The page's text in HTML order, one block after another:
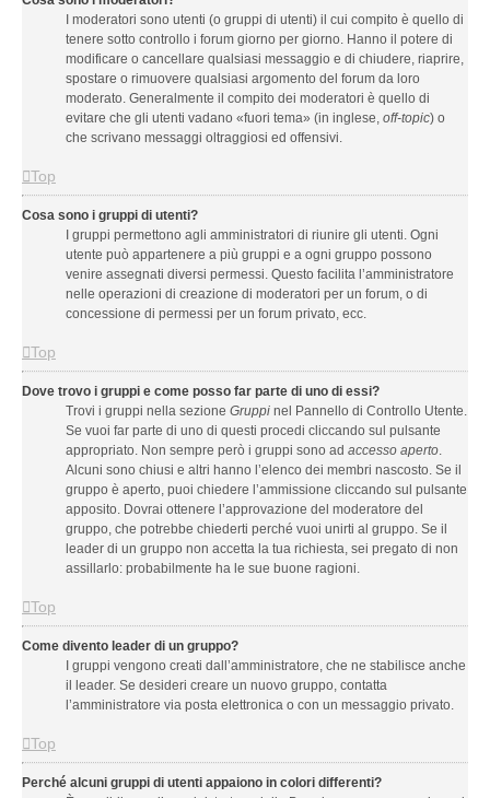
I moderatori sono utenti (o gruppi di utenti) il cui compito è quello di
tenere sotto controllo i forum giorno per giorno. Hanno il potere di
modificare o cancellare qualsiasi messaggio e di chiudere, riaprire,
spostare o rimuovere qualsiasi argomento del forum da loro
moderato. Generalmente il compito dei moderatori è quello di
evitare che gli utenti vadano «fuori tema» (in inglese, off-topic) o
che scrivano messaggi oltraggiosi ed offensivi.
Top
Cosa sono i gruppi di utenti?
I gruppi permettono agli amministratori di riunire gli utenti. Ogni
utente può appartenere a più gruppi e a ogni gruppo possono
venire assegnati diversi permessi. Questo facilita l’amministratore
nelle operazioni di creazione di moderatori per un forum, o di
concessione di permessi per un forum privato, ecc.
Top
Dove trovo i gruppi e come posso far parte di uno di essi?
Trovi i gruppi nella sezione Gruppi nel Pannello di Controllo Utente.
Se vuoi far parte di uno di questi procedi cliccando sul pulsante
appropriato. Non sempre però i gruppi sono ad accesso aperto.
Alcuni sono chiusi e altri hanno l’elenco dei membri nascosto. Se il
gruppo è aperto, puoi chiedere l’ammissione cliccando sul pulsante
apposito. Dovrai ottenere l’approvazione del moderatore del
gruppo, che potrebbe chiederti perché vuoi unirti al gruppo. Se il
leader di un gruppo non accetta la tua richiesta, sei pregato di non
assillarlo: probabilmente ha le sue buone ragioni.
Top
Come divento leader di un gruppo?
I gruppi vengono creati dall’amministratore, che ne stabilisce anche
il leader. Se desideri creare un nuovo gruppo, contatta
l’amministratore via posta elettronica o con un messaggio privato.
Top
Perché alcuni gruppi di utenti appaiono in colori differenti?